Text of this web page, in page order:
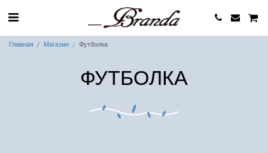
Главная Магазин Футболка
ФУТБОЛКА